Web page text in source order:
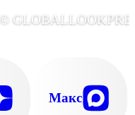
©
Макс